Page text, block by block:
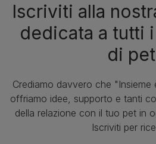
Iscriviti alla
dedicata a tutti
di
Crediamo davvero che "Insieme
offriamo idee, supporto e tanti
della relazione con il tuo pet in
Iscriviti per